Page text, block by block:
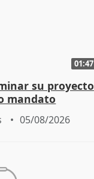
01:47
su proyecto
mandato
05/08/2026